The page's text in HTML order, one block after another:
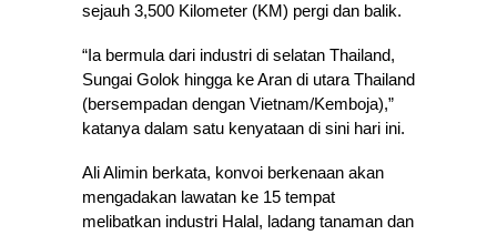
sejauh 3,500 Kilometer (KM) pergi dan balik.
“Ia bermula dari industri di selatan Thailand,
Sungai Golok hingga ke Aran di utara Thailand
(bersempadan dengan Vietnam/Kemboja),”
katanya dalam satu kenyataan di sini hari ini.
Ali Alimin berkata, konvoi berkenaan akan
mengadakan lawatan ke 15 tempat
melibatkan industri Halal, ladang tanaman dan